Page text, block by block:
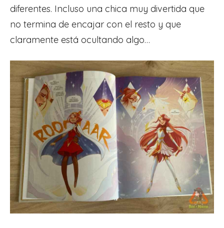
diferentes. Incluso una chica muy divertida que
no termina de encajar con el resto y que
claramente está ocultando algo…